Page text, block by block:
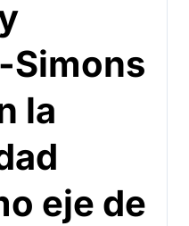
Simons
la
eje de